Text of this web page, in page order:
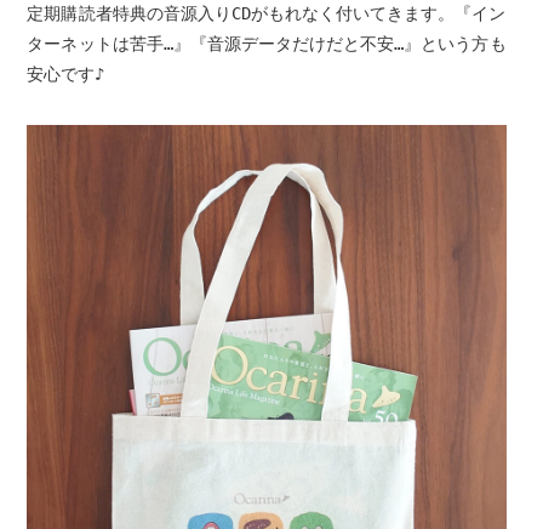
定期購読者特典の音源入りCDがもれなく付いてきます。『イン
ターネットは苦手…』『音源データだけだと不安…』という方も
安心です♪